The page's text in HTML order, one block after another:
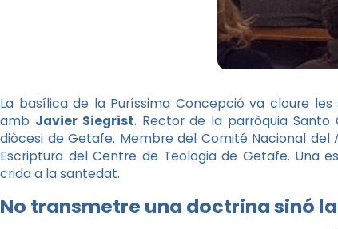
La basílica de la Puríssima Concepció va cloure les
amb Javier Siegrist. Rector de la parròquia Santo
diòcesi de Getafe. Membre del Comité Nacional del
Escriptura del Centre de Teologia de Getafe. Una
crida a la santedat.
No transmetre una doctrina sinó